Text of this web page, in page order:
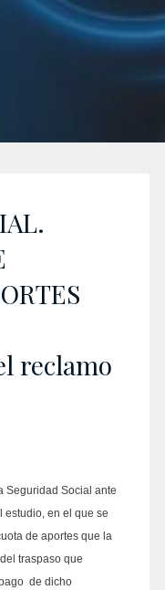
reclamo
Seguridad Social ante
estudio, en el que se
de aportes que la
traspaso que
de dicho